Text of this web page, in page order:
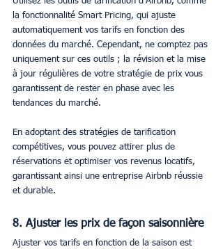
la fonctionnalité Smart Pricing, qui ajuste
automatiquement vos tarifs en fonction des
données du marché. Cependant, ne comptez pas
uniquement sur ces outils ; la révision et la mise
à jour régulières de votre stratégie de prix vous
garantissent de rester en phase avec les
tendances du marché.
En adoptant des stratégies de tarification
compétitives, vous pouvez attirer plus de
réservations et optimiser vos revenus locatifs,
garantissant ainsi une entreprise Airbnb réussie
et durable.
8. Ajuster les prix de façon saisonnière
Ajuster vos tarifs en fonction de la saison est